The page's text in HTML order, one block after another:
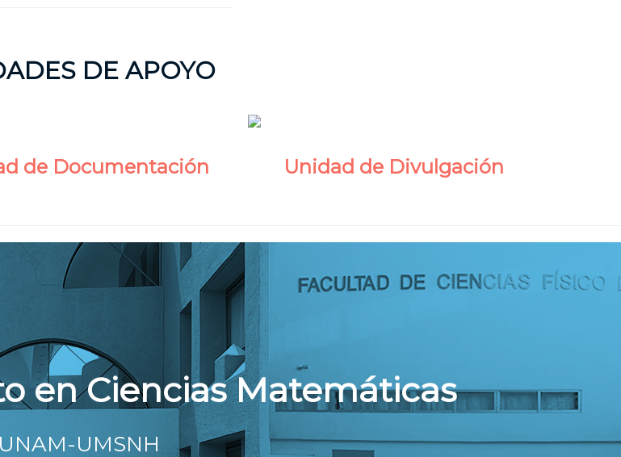
DE APOYO
de Documentación Unidad de Divulgación
en Ciencias Matemáticas
UNAM-UMSNH